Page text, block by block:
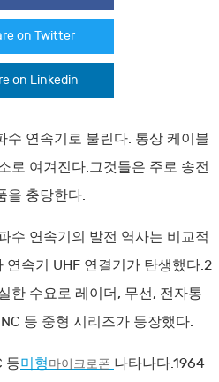
on Twitter
on Linkedin
수 연속기로 불린다. 통상 케이블
로 여겨진다.그것들은 주로 송전
을 충당한다.
수 연속기의 발전 역사는 비교적
연속기 UHF 연결기가 탄생했다.2
한 수요로 레이더, 무선, 전자통
등 중형 시리즈가 등장했다.
등미형마이크로폰 나타나다.1964